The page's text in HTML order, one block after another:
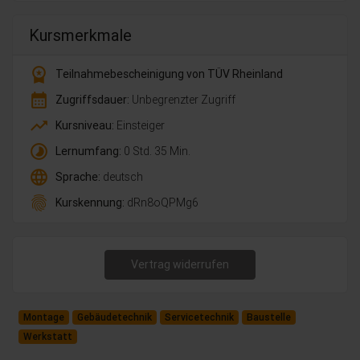
Kursmerkmale
workspace_premium
Teilnahmebescheinigung von TÜV Rheinland
calendar_month Zugriffsdauer: Unbegrenzter Zugriff
trending_up Kursniveau: Einsteiger
timelapse Lernumfang: 0 Std. 35 Min.
language Sprache: deutsch
fingerprint Kurskennung: dRn8oQPMg6
Vertrag widerrufen
Montage Gebäudetechnik Servicetechnik
Baustelle
Werkstatt